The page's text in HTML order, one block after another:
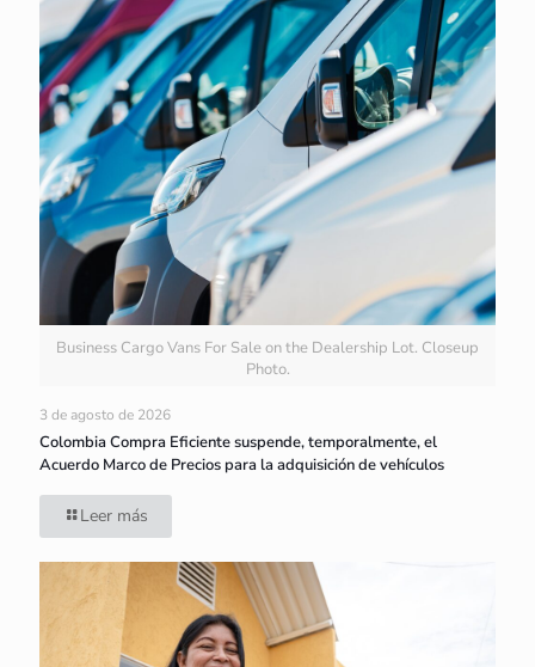
Business Cargo Vans For Sale on the Dealership Lot. Closeup
Photo.
3 de agosto de 2026
Colombia Compra Eficiente suspende, temporalmente, el
Acuerdo Marco de Precios para la adquisición de vehículos
Leer más